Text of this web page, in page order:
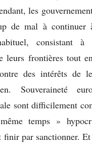
les
de mal à
consistant
leurs frontières tout
des intérêts de
Souveraineté
sont difficilement
temps »
finir par sanctionner.